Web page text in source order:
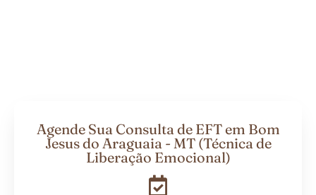
Agende Sua Consulta de EFT em Bom
Jesus do Araguaia - MT (Técnica de
Liberação Emocional)